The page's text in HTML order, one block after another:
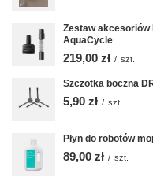
Zestaw akcesoriów
AquaCycle
219,00 zł / szt.
Szczotka boczna
5,90 zł / szt.
Płyn do robotów
89,00 zł / szt.